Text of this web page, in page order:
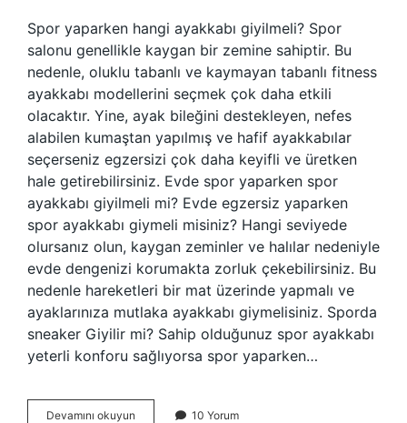
Spor yaparken hangi ayakkabı giyilmeli? Spor
salonu genellikle kaygan bir zemine sahiptir. Bu
nedenle, oluklu tabanlı ve kaymayan tabanlı fitness
ayakkabı modellerini seçmek çok daha etkili
olacaktır. Yine, ayak bileğini destekleyen, nefes
alabilen kumaştan yapılmış ve hafif ayakkabılar
seçerseniz egzersizi çok daha keyifli ve üretken
hale getirebilirsiniz. Evde spor yaparken spor
ayakkabı giyilmeli mi? Evde egzersiz yaparken
spor ayakkabı giymeli misiniz? Hangi seviyede
olursanız olun, kaygan zeminler ve halılar nedeniyle
evde dengenizi korumakta zorluk çekebilirsiniz. Bu
nedenle hareketleri bir mat üzerinde yapmalı ve
ayaklarınıza mutlaka ayakkabı giymelisiniz. Sporda
sneaker Giyilir mi? Sahip olduğunuz spor ayakkabı
yeterli konforu sağlıyorsa spor yaparken…
Devamını okuyun 10 Yorum